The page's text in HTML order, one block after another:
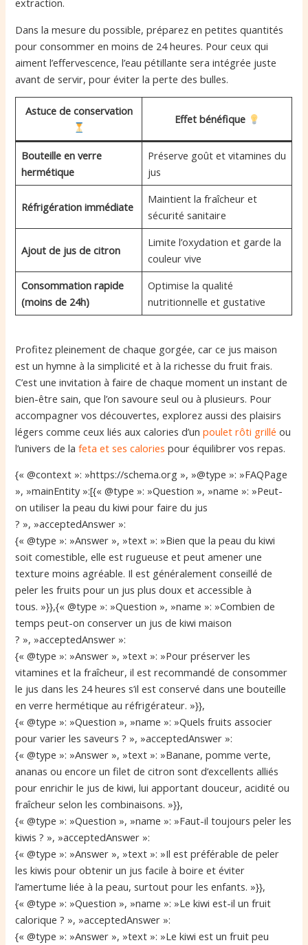
Dans la mesure du possible, préparez en petites quantités
pour consommer en moins de 24 heures. Pour ceux qui
aiment l’effervescence, l’eau pétillante sera intégrée juste
avant de servir, pour éviter la perte des bulles.
Astuce de conservation
Effet bénéfique
Bouteille en verre
hermétique
Préserve goût et vitamines du
jus
Réfrigération immédiate
Maintient la fraîcheur et
sécurité sanitaire
Ajout de jus de citron
Limite l’oxydation et garde la
couleur vive
Consommation rapide
(moins de 24h)
Optimise la qualité
nutritionnelle et gustative
Profitez pleinement de chaque gorgée, car ce jus maison
est un hymne à la simplicité et à la richesse du fruit frais.
C’est une invitation à faire de chaque moment un instant de
bien-être sain, que l’on savoure seul ou à plusieurs. Pour
accompagner vos découvertes, explorez aussi des plaisirs
légers comme ceux liés aux calories d’unpoulet rôti grillé ou
l’univers de lafeta et ses calories pour équilibrer vos repas.
{« @context »: »https://schema.org », »@type »: »FAQPage
», »mainEntity »:[{« @type »: »Question », »name »: »Peut-
on utiliser la peau du kiwi pour faire du jus
? », »acceptedAnswer »:
{« @type »: »Answer », »text »: »Bien que la peau du kiwi
soit comestible, elle est rugueuse et peut amener une
texture moins agréable. Il est généralement conseillé de
peler les fruits pour un jus plus doux et accessible à
tous. »}},{« @type »: »Question », »name »: »Combien de
temps peut-on conserver un jus de kiwi maison
? », »acceptedAnswer »:
{« @type »: »Answer », »text »: »Pour préserver les
vitamines et la fraîcheur, il est recommandé de consommer
le jus dans les 24 heures s’il est conservé dans une bouteille
en verre hermétique au réfrigérateur. »}},
{« @type »: »Question », »name »: »Quels fruits associer
pour varier les saveurs ? », »acceptedAnswer »:
{« @type »: »Answer », »text »: »Banane, pomme verte,
ananas ou encore un filet de citron sont d’excellents alliés
pour enrichir le jus de kiwi, lui apportant douceur, acidité ou
fraîcheur selon les combinaisons. »}},
{« @type »: »Question », »name »: »Faut-il toujours peler les
kiwis ? », »acceptedAnswer »:
{« @type »: »Answer », »text »: »Il est préférable de peler
les kiwis pour obtenir un jus facile à boire et éviter
l’amertume liée à la peau, surtout pour les enfants. »}},
{« @type »: »Question », »name »: »Le kiwi est-il un fruit
calorique ? », »acceptedAnswer »:
{« @type »: »Answer », »text »: »Le kiwi est un fruit peu